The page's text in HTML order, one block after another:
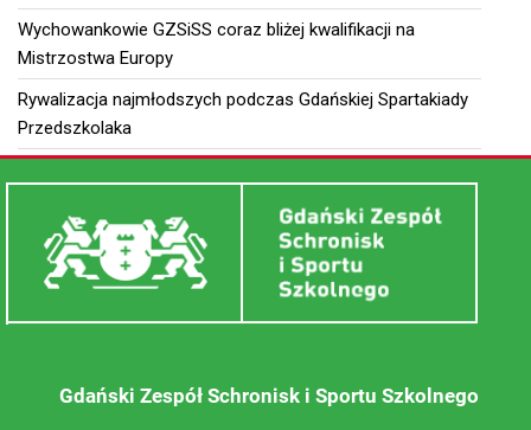
Wychowankowie GZSiSS coraz bliżej kwalifikacji na
Mistrzostwa Europy
Rywalizacja najmłodszych podczas Gdańskiej Spartakiady
Przedszkolaka
Gdański Zespół Schronisk i Sportu Szkolnego